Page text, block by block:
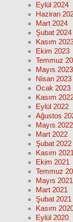
Eylül 2024
Haziran
Mart 2024
Şubat 2024
Kasım
Ekim 2023
Temmuz
Mayıs 2023
Nisan 2023
Ocak 2023
Kasım
Eylül 2022
Ağustos
Mayıs 2022
Mart 2022
Şubat 2022
Kasım 2021
Ekim 2021
Temmuz
Mayıs 2021
Mart 2021
Şubat 2021
Kasım
Eylül 2020